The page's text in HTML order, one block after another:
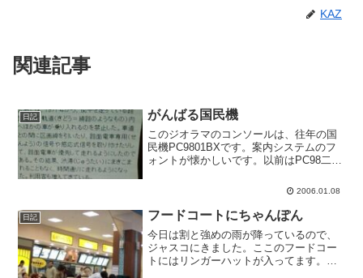
KAZ
関連記事
日記 がんばる国民機
このジオラマのコンソールは、往年の国
民機PC9801BXです。案内システムのフ
ォントが懐かしいです。以前はPC98二台
と思っていたのですが、今日は一台しか
いるようです。...
2006.01.08
日記 フードコートにちゃんぽん
今日は割と強めの雨が降っているので、
ジャスコにきました。ここのフードコー
トにはリンガーハットが入ってます。初